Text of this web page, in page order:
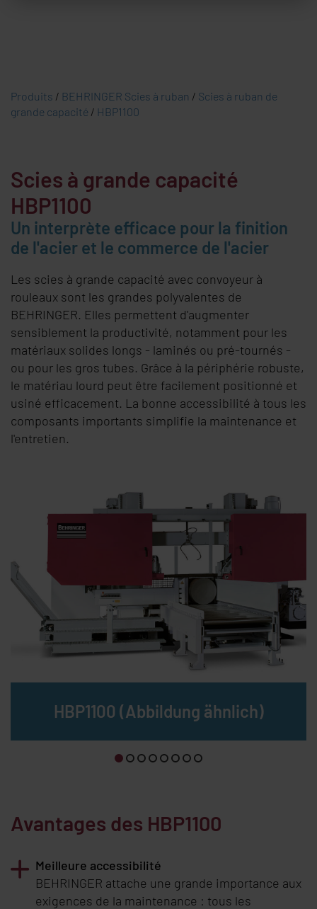
Produits / BEHRINGER Scies à ruban / Scies à ruban de
grande capacité / HBP1100
Scies à grande capacité
HBP1100
Un interprète efficace pour la finition
de l'acier et le commerce de l'acier
Les scies à grande capacité avec convoyeur à
rouleaux sont les grandes polyvalentes de
BEHRINGER. Elles permettent d'augmenter
sensiblement la productivité, notamment pour les
matériaux solides longs - laminés ou pré-tournés -
ou pour les gros tubes. Grâce à la périphérie robuste,
le matériau lourd peut être facilement positionné et
usiné efficacement. La bonne accessibilité à tous les
composants importants simplifie la maintenance et
l'entretien.
HBP1100 (Abbildung ähnlich)
Avantages des HBP1100
Meilleure accessibilité
BEHRINGER attache une grande importance aux
exigences de la maintenance : tous les